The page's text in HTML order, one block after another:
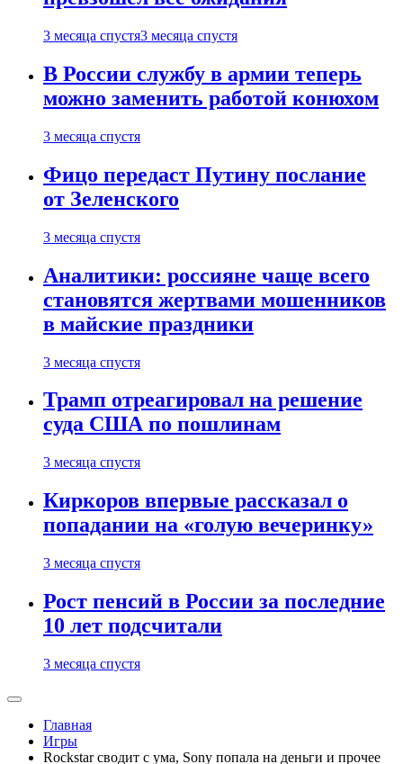
3 месяца спустя3 месяца спустя
В России службу в армии теперь
можно заменить работой конюхом
3 месяца спустя
Фицо передаст Путину послание
от Зеленского
3 месяца спустя
Аналитики: россияне чаще всего
становятся жертвами мошенников
в майские праздники
3 месяца спустя
Трамп отреагировал на решение
суда США по пошлинам
3 месяца спустя
Киркоров впервые рассказал о
попадании на «голую вечеринку»
3 месяца спустя
Рост пенсий в России за последние
10 лет подсчитали
3 месяца спустя
Главная
Игры
Rockstar сводит с ума, Sony попала на деньги и прочее